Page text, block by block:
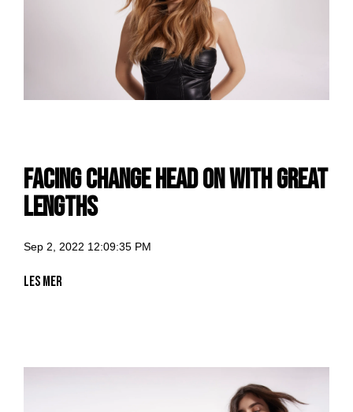
facing change head on with great
lengths
Sep 2, 2022 12:09:35 PM
Les mer